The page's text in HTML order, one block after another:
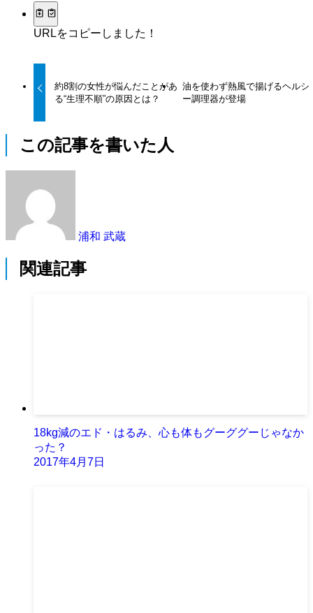
URLをコピーしました！
約8割の女性が悩んだことがあ
る“生理不順”の原因とは？
油を使わず熱風で揚げるヘルシ
ー調理器が登場
この記事を書いた人
浦和 武蔵
関連記事
18kg減のエド・はるみ、心も体もグーググーじゃなか
った？
2017年4月7日